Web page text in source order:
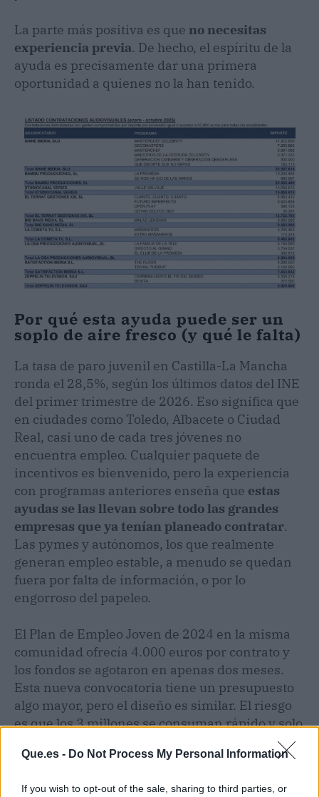
Que.es - Do Not Process My Personal Information
If you wish to opt-out of the sale, sharing to third parties, or
La parte más positiva es que no necesitas
experiencia previa. De hecho, el espíritu de la
ayuda es precisamente dar una primera
oportunidad a quienes no la han tenido.
Por qué esta ayuda puede ser un
soplo de aire fresco (y qué le falta)
La tasa de paro juvenil en Castilla-La Mancha
ronda el 28,5%, según los últimos datos del INE
del primer trimestre de 2026. Eso significa que
en ciudades como Toledo, Albacete o Ciudad
Real, casi uno de cada tres jóvenes no
encuentra empleo. Cualquier paquete de
incentivos es bienvenido, pero la experiencia
con programas anteriores enseña que estas
ayudas se las llevan sobre todo las grandes
empresas que ya tenían planeado contratar.
Las pymes y autónomos, los que realmente
generan empleo estable, a menudo se quedan
fuera por falta de información, o por lo
engorroso del papeleo.
El Plan de Empleo Joven de 2024 en la misma
comunidad ofrecía 4.000 euros por contrato y
los fondos se agotaron en apenas dos meses.
Esta nueva convocatoria tiene un presupuesto
algo mayor, pero el diseño es similar. El riesgo
es que los 3 millones se consuman rápido y solo
unos pocos se beneficien, mientras la mayoría
seguirá viendo cómo los contratos temporales